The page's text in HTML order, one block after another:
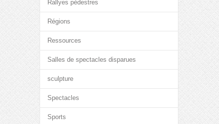
Rallyes pédestres
Régions
Ressources
Salles de spectacles disparues
sculpture
Spectacles
Sports